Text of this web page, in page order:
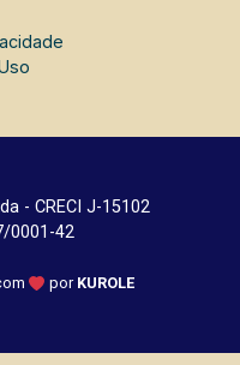
- CRECI J-15102
0001-42
por KUROLE